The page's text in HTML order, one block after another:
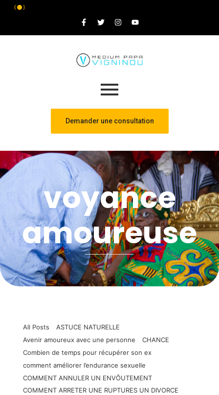
Demander une consultation
voyance
amoureuse
All Posts
ASTUCE NATURELLE
Avenir amoureux avec une personne
CHANCE
Combien de temps pour récupérer son ex
comment améliorer l’endurance sexuelle
COMMENT ANNULER UN ENVÔUTEMENT
COMMENT ARRETER UNE RUPTURES UN DIVORCE